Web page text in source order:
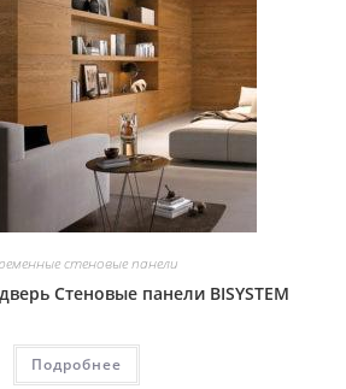
стеновые панели
Стеновые панели BISYSTEM
Подробнее